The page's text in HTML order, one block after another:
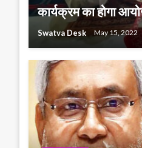
कार्यक्रम का होगा
Swatva Desk May 15, 2022